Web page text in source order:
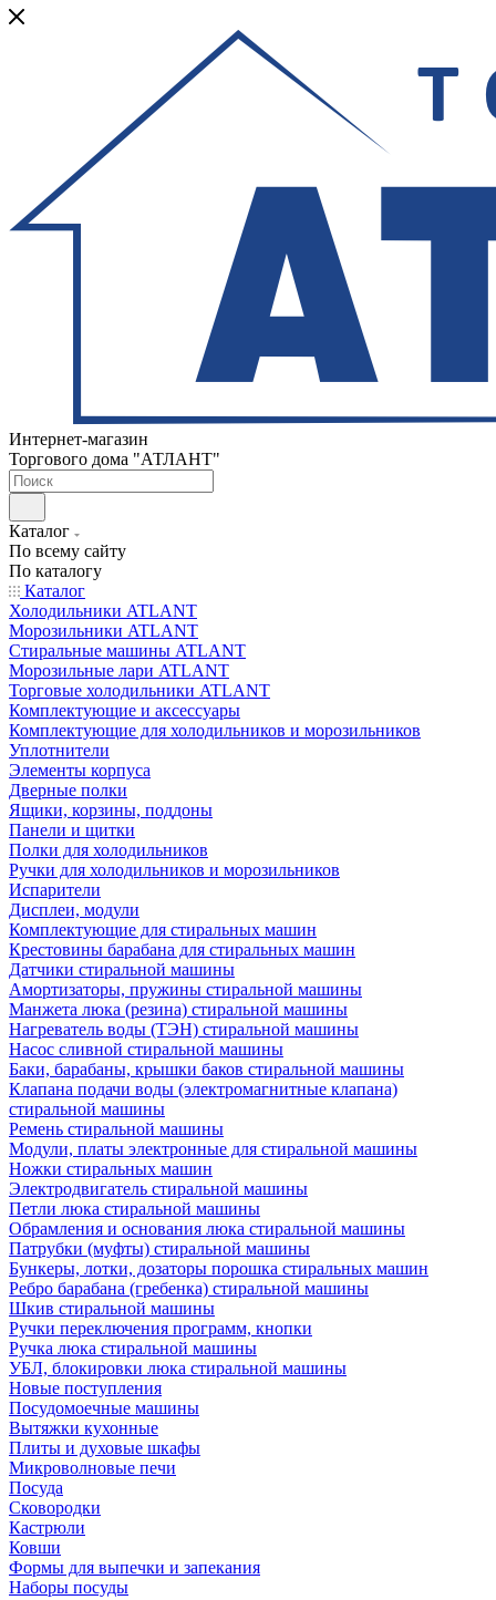
Интернет-магазин
Торгового дома "АТЛАНТ"
Каталог
По всему сайту
По каталогу
Каталог
Холодильники ATLANT
Морозильники ATLANT
Стиральные машины ATLANT
Морозильные лари ATLANT
Торговые холодильники ATLANT
Комплектующие и аксессуары
Комплектующие для холодильников и морозильников
Уплотнители
Элементы корпуса
Дверные полки
Ящики, корзины, поддоны
Панели и щитки
Полки для холодильников
Ручки для холодильников и морозильников
Испарители
Дисплеи, модули
Комплектующие для стиральных машин
Крестовины барабана для стиральных машин
Датчики стиральной машины
Амортизаторы, пружины стиральной машины
Манжета люка (резина) стиральной машины
Нагреватель воды (ТЭН) стиральной машины
Насос сливной стиральной машины
Баки, барабаны, крышки баков стиральной машины
Клапана подачи воды (электромагнитные клапана)
стиральной машины
Ремень стиральной машины
Модули, платы электронные для стиральной машины
Ножки стиральных машин
Электродвигатель стиральной машины
Петли люка стиральной машины
Обрамления и основания люка стиральной машины
Патрубки (муфты) стиральной машины
Бункеры, лотки, дозаторы порошка стиральных машин
Ребро барабана (гребенка) стиральной машины
Шкив стиральной машины
Ручки переключения программ, кнопки
Ручка люка стиральной машины
УБЛ, блокировки люка стиральной машины
Новые поступления
Посудомоечные машины
Вытяжки кухонные
Плиты и духовые шкафы
Микроволновые печи
Посуда
Сковородки
Кастрюли
Ковши
Формы для выпечки и запекания
Наборы посуды